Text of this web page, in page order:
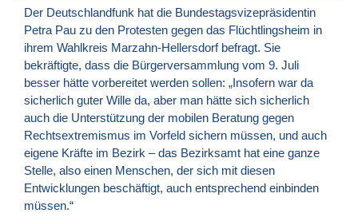
Der Deutschlandfunk hat die Bundestagsvizepräsidentin
Petra Pau zu den Protesten gegen das Flüchtlingsheim in
ihrem Wahlkreis Marzahn-Hellersdorf befragt. Sie
bekräftigte, dass die Bürgerversammlung vom 9. Juli
besser hätte vorbereitet werden sollen: „Insofern war da
sicherlich guter Wille da, aber man hätte sich sicherlich
auch die Unterstützung der mobilen Beratung gegen
Rechtsextremismus im Vorfeld sichern müssen, und auch
eigene Kräfte im Bezirk – das Bezirksamt hat eine ganze
Stelle, also einen Menschen, der sich mit diesen
Entwicklungen beschäftigt, auch entsprechend einbinden
müssen.“